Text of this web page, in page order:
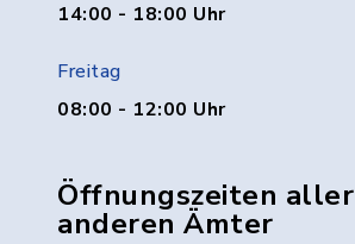
14:00 - 18:00 Uhr
Freitag
08:00 - 12:00 Uhr
Öffnungszeiten aller
anderen Ämter